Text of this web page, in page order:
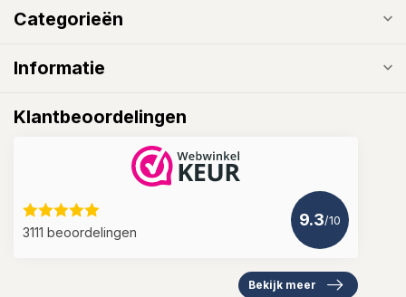
Categorieën
Informatie
Klantbeoordelingen
3111 beoordelingen
9.3/10
Bekijk meer